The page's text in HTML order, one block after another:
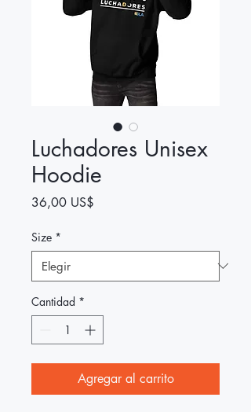
Luchadores Unisex
Hoodie
36,00 US$
Size *
Cantidad *
Agregar al carrito